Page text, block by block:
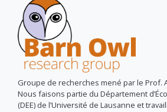
Groupe de recherches mené par le Prof.
Nous faisons partie du Département
(DEE) de l’Université de Lausanne et